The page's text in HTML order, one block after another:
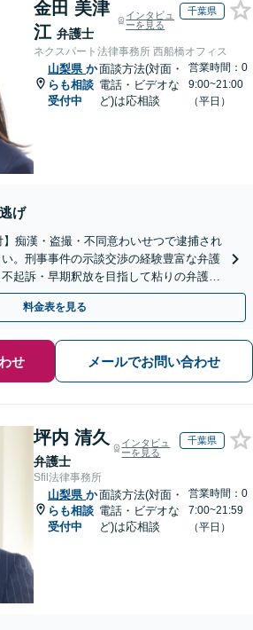
金田 美津
江 弁護士
インタビュ
ーを見る
千葉県
ネクスパート法律事務所 西船橋オフィス
山梨県 か
らも相談
受付中
面談方法(対面・
電話・ビデオな
ど)は応相談
営業時間：0
9:00~21:00
（平日）
げ
】痴漢・盗撮・不同意わいせつで逮捕され
。刑事事件の示談交渉の経験豊富な弁護
起訴・早期釈放を目指して粘りの弁護活
料金表を見る
せ メールでお問い合わせ
坪内 清久
弁護士
インタビュ
ーを見る
千葉県
Sfil法律事務所
山梨県 か
らも相談
受付中
面談方法(対面・
電話・ビデオな
ど)は応相談
営業時間：0
7:00~21:59
（平日）